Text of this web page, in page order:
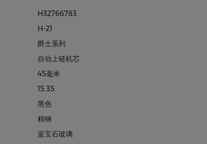
H32766783
H-21
爵士系列
自动上链机芯
45毫米
15.35
黑色
精钢
蓝宝石玻璃